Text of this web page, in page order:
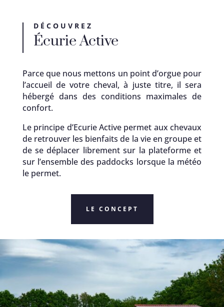
DÉCOUVREZ
Écurie Active
Parce que nous mettons un point d’orgue pour
l’accueil de votre cheval, à juste titre, il sera
hébergé dans des conditions maximales de
confort.
Le principe d’Ecurie Active permet aux chevaux
de retrouver les bienfaits de la vie en groupe et
de se déplacer librement sur la plateforme et
sur l’ensemble des paddocks lorsque la météo
le permet.
LE CONCEPT